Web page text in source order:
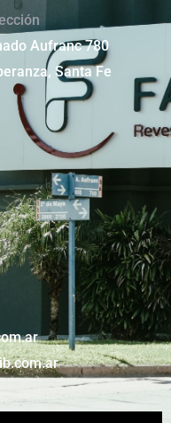
Aufranc 780
Santa Fe